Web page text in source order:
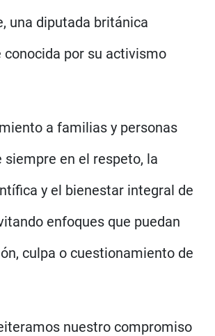
una diputada británica
por su activismo
a familias y personas
siempre en el respeto, la
y el bienestar integral de
enfoques que puedan
culpa o cuestionamiento de
nuestro compromiso